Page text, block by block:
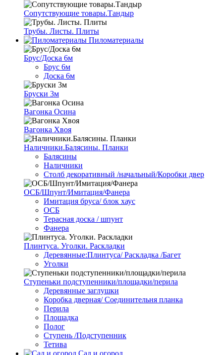
Сопутствующие товары.Тандыр
Трубы. Листы. Плиты
Пиломатериалы
Брус/Доска 6м
Брус 6м
Доска 6м
Бруски 3м
Вагонка Осина
Вагонка Хвоя
Наличники.Балясины. Планки
Балясины
Наличники
Столб декоративный /начальный/Коробки двер
ОСБ/Шпунт/Имитация/Фанера
Имитация бруса/ блок хаус
ОСБ
Терасная доска / шпунт
Фанера
Плинтуса. Уголки. Раскладки
Деревянные:Плинтуса/ Раскладка /Багет
Уголки
Ступеньки подступенники/площадки/перила
Деревянные заглушки
Коробка дверная/ Соединительня планка
Перила
Площадка
Полог
Ступень /Подступенник
Тетива
Сад и огород